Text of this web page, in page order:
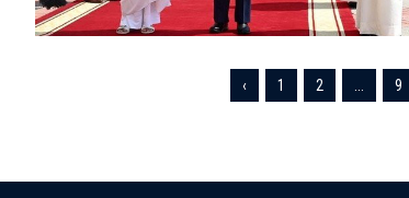
‹ 1 2 9